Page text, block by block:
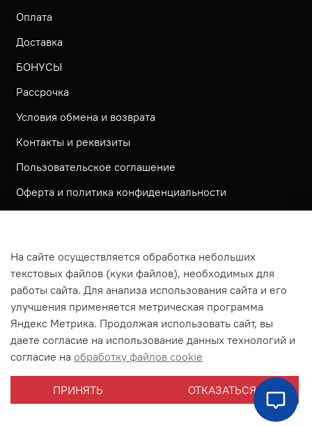
Оплата
Доставка
БОНУСЫ
Рассрочка
Условия обмена и возврата
Контакты и реквизиты
Пользовательское соглашение
Оферта и политика конфиденциальности
Согласие посетителя сайта на обработку
персональных данных
На сайте используется метрическая система ЯНДЕКС
МЕТРИКА
На сайте применяются рекомендательные технологии
Согласие на получение рассылки рекламно-
информационных материалов
На сайте осуществляется обработка небольших
текстовых файлов (куки файлов), необходимых для
работы сайта. Для анализа использования сайта и его
улучшения применяется метрическая программа
Яндекс Метрика. Продолжая использовать сайт, вы
даете согласие на использование данных технологий и
согласие на обработку файлов cookie
ПРИНЯТЬ ОТКАЗАТЬСЯ